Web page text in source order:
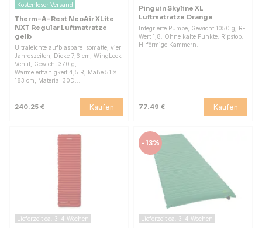
Kostenloser Versand
Therm-A-Rest NeoAir XLite
NXT Regular Luftmatratze
gelb
Ultraleichte aufblasbare Isomatte, vier
Jahreszeiten, Dicke 7,6 cm, WingLock
Ventil, Gewicht 370 g,
Wärmeleitfähigkeit 4,5 R, Maße 51 x
183 cm, Material 30D…
240.25 € Kaufen
Pinguin Skyline XL
Luftmatratze Orange
Integrierte Pumpe, Gewicht 1050 g, R-
Wert 1,8. Ohne kalte Punkte. Ripstop.
H-förmige Kammern.
77.49 € Kaufen
Lieferzeit ca. 3–4 Wochen
-13%
Lieferzeit ca. 3–4 Wochen